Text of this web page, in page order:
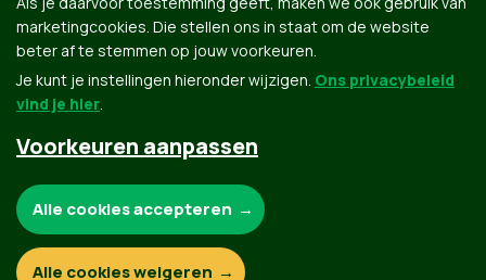
Groen.be
Contact Privacybeleid
marketingcookies. Die stellen ons in staat om de website
beter af te stemmen op jouw voorkeuren.
Je kunt je instellingen hieronder wijzigen. Ons privacybeleid
vind je hier.
Voorkeuren aanpassen
Functionele en analytische cookies:
Alle cookies accepteren
Alle cookies weigeren